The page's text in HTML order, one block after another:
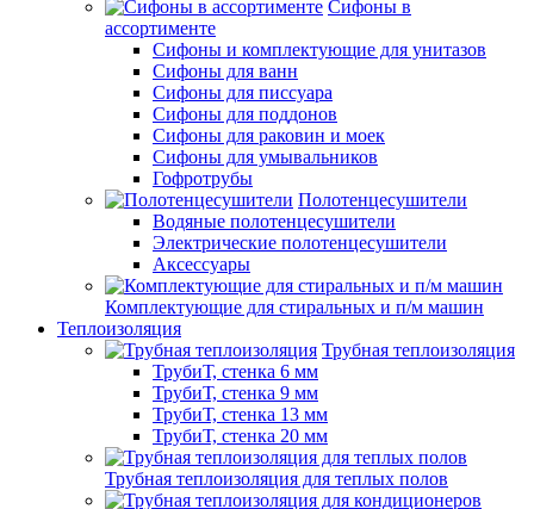
Сифоны в
ассортименте
Сифоны и комплектующие для унитазов
Сифоны для ванн
Сифоны для писсуара
Сифоны для поддонов
Сифоны для раковин и моек
Сифоны для умывальников
Гофротрубы
Полотенцесушители
Водяные полотенцесушители
Электрические полотенцесушители
Аксессуары
Комплектующие для стиральных и п/м машин
Теплоизоляция
Трубная теплоизоляция
ТрубиТ, стенка 6 мм
ТрубиТ, стенка 9 мм
ТрубиТ, стенка 13 мм
ТрубиТ, стенка 20 мм
Трубная теплоизоляция для теплых полов